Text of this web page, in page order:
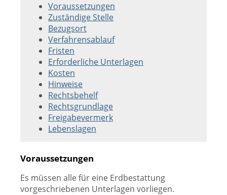
Voraussetzungen
Zuständige Stelle
Bezugsort
Verfahrensablauf
Fristen
Erforderliche Unterlagen
Kosten
Hinweise
Rechtsbehelf
Rechtsgrundlage
Freigabevermerk
Lebenslagen
Voraussetzungen
Es müssen alle für eine Erdbestattung
vorgeschriebenen Unterlagen vorliegen.